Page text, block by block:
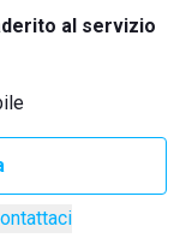
al servizio